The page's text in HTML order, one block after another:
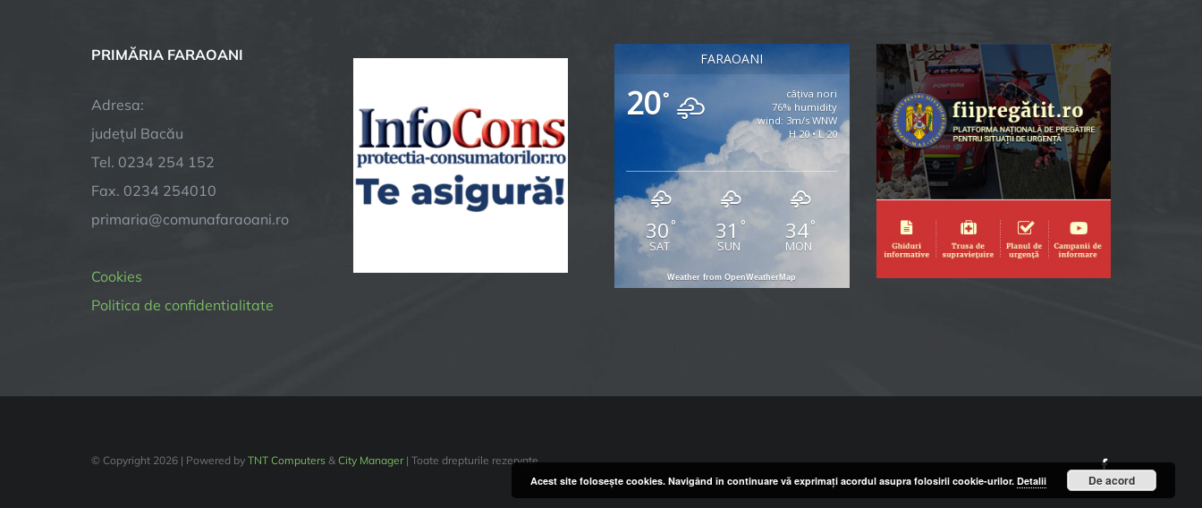
PRIMĂRIA FARAOANI
Adresa:
județul Bacău
Tel. 0234 254 152
Fax. 0234 254010
primaria@comunafaraoani.ro
Cookies
Politica de confidentialitate
FARAOANI
20°
câțiva nori
76% humidity
wind: 3m/s WNW
H 20 • L 20
30 °
SAT
31 °
SUN
34°
MON
Weather from OpenWeatherMap
© Copyright 2026 | Powered by TNT Computers & City Manager| Toate drepturile rezervate Facebook
Acest site foloseşte cookies. Navigând în continuare vă exprimaţi acordul asupra folosirii cookie-urilor. Detalii De acord